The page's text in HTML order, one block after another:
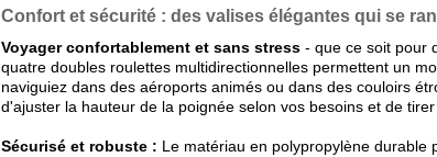
Confort et sécurité : des valises élégantes qui se
Voyager confortablement et sans stress - que ce soit pour
quatre doubles roulettes multidirectionnelles permettent un
naviguiez dans des aéroports animés ou dans des couloirs
d'ajuster la hauteur de la poignée selon vos besoins et de
Sécurisé et robuste : Le matériau en polypropylène durable